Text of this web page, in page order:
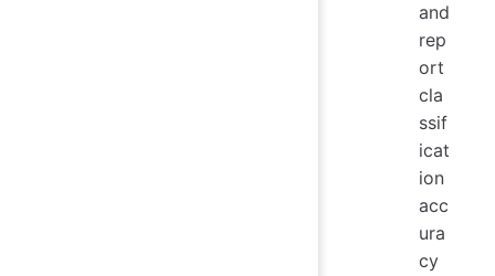
and
rep
ort
cla
ssif
icat
ion
acc
ura
cy